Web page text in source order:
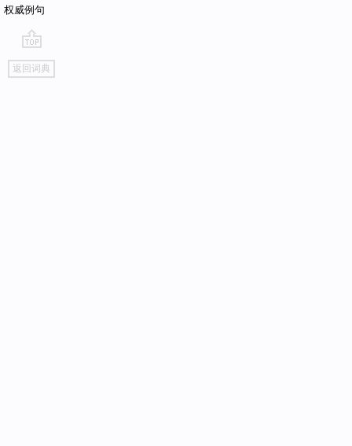
权威例句
go
top
返回词典